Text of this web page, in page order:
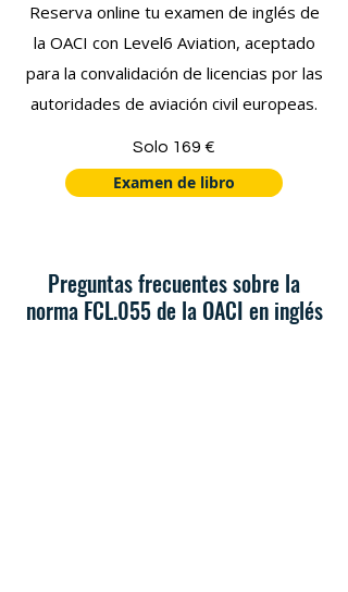
Reserva online tu examen de inglés de
la OACI con Level6 Aviation, aceptado
para la convalidación de licencias por las
autoridades de aviación civil europeas.
Solo 169 €
Examen de libro
Preguntas frecuentes sobre la
norma FCL.055 de la OACI en inglés